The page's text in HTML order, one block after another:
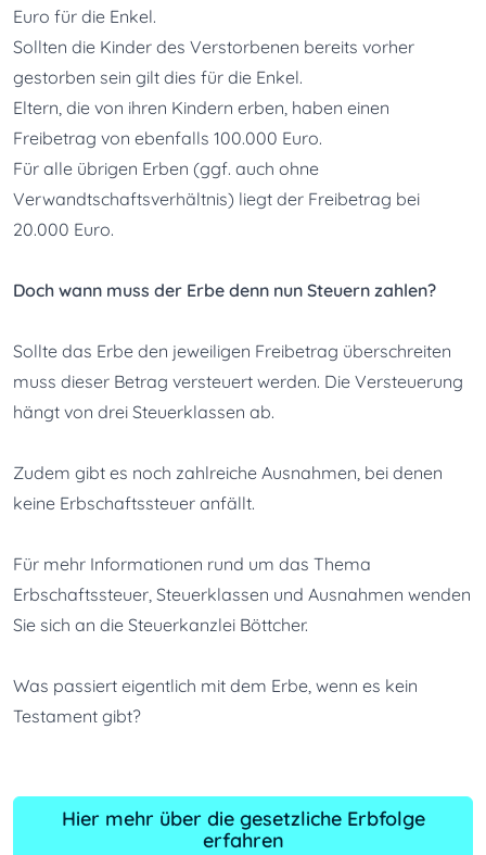
Euro für die Enkel.
Sollten die Kinder des Verstorbenen bereits vorher
gestorben sein gilt dies für die Enkel.
Eltern, die von ihren Kindern erben, haben einen
Freibetrag von ebenfalls 100.000 Euro.
Für alle übrigen Erben (ggf. auch ohne
Verwandtschaftsverhältnis) liegt der Freibetrag bei
20.000 Euro.
Doch wann muss der Erbe denn nun Steuern zahlen?
Sollte das Erbe den jeweiligen Freibetrag überschreiten
muss dieser Betrag versteuert werden. Die Versteuerung
hängt von drei Steuerklassen ab.
Zudem gibt es noch zahlreiche Ausnahmen, bei denen
keine Erbschaftssteuer anfällt.
Für mehr Informationen rund um das Thema
Erbschaftssteuer, Steuerklassen und Ausnahmen wenden
Sie sich an die Steuerkanzlei Böttcher.
Was passiert eigentlich mit dem Erbe, wenn es kein
Testament gibt?
Hier mehr über die gesetzliche Erbfolge
erfahren